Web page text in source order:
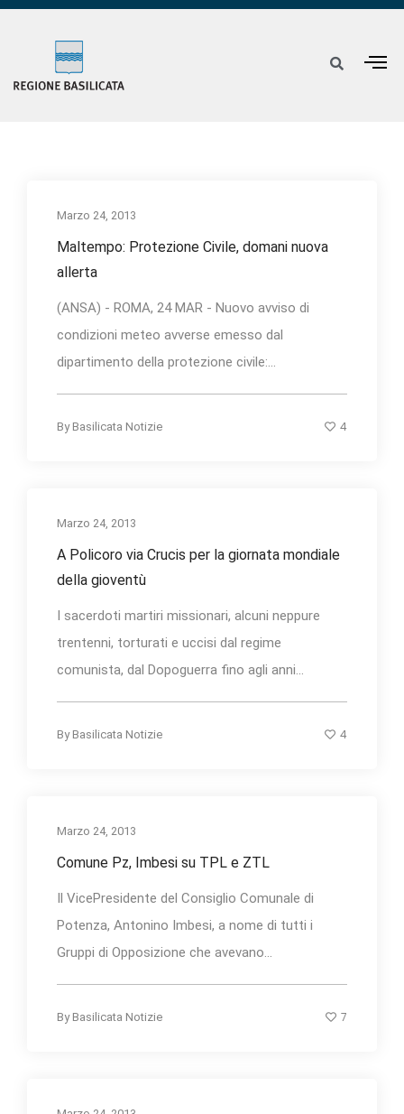
Marzo 24, 2013
Maltempo: Protezione Civile, domani nuova
allerta
(ANSA) - ROMA, 24 MAR - Nuovo avviso di
condizioni meteo avverse emesso dal
dipartimento della protezione civile:...
By Basilicata Notizie 4
Marzo 24, 2013
A Policoro via Crucis per la giornata mondiale
della gioventù
I sacerdoti martiri missionari, alcuni neppure
trentenni, torturati e uccisi dal regime
comunista, dal Dopoguerra fino agli anni...
By Basilicata Notizie 4
Marzo 24, 2013
Comune Pz, Imbesi su TPL e ZTL
Il VicePresidente del Consiglio Comunale di
Potenza, Antonino Imbesi, a nome di tutti i
Gruppi di Opposizione che avevano...
By Basilicata Notizie 7